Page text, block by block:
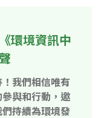
環境資訊中
我們相信唯有
與和行動，邀
持續為環境發